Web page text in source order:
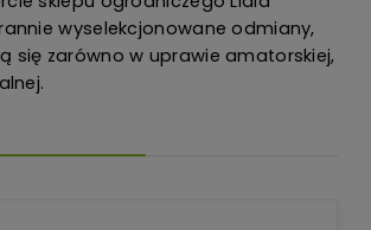
wyselekcjonowane odmiany,
się zarówno w uprawie amatorskiej,